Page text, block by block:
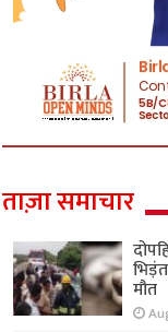
ताज़ा समाचार
मौत